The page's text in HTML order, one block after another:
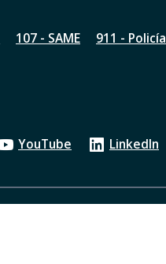
107 - SAME 911 - Policía
YouTube LinkedIn